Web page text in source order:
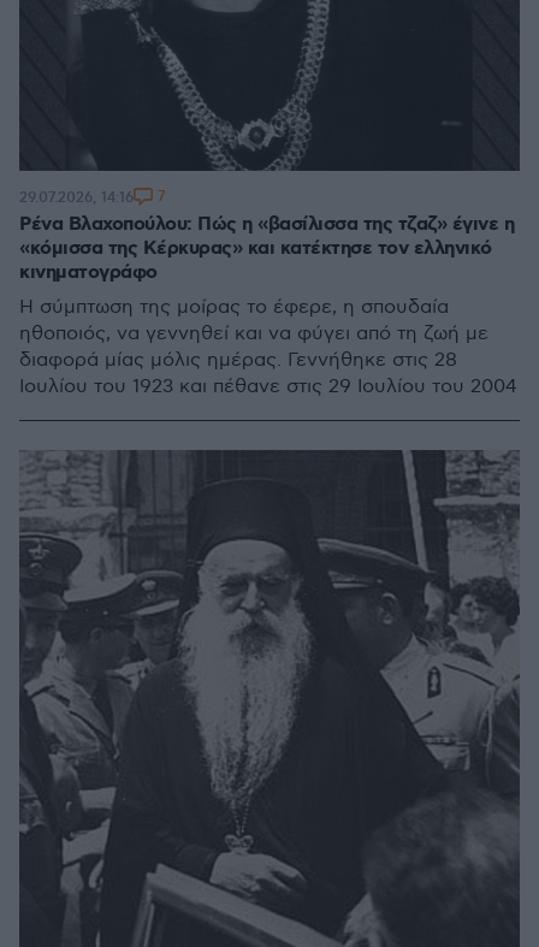
Ρένα Βλαχοπούλου: Πώς η «βασίλισσα της τζαζ» έγινε η
«κόμισσα της Κέρκυρας» και κατέκτησε τον ελληνικό
κινηματογράφο
Η σύμπτωση της μοίρας το έφερε, η σπουδαία
ηθοποιός, να γεννηθεί και να φύγει από τη ζωή με
διαφορά μίας μόλις ημέρας. Γεννήθηκε στις 28
Ιουλίου του 1923 και πέθανε στις 29 Ιουλίου του 2004
29.07.2026, 14:16 7